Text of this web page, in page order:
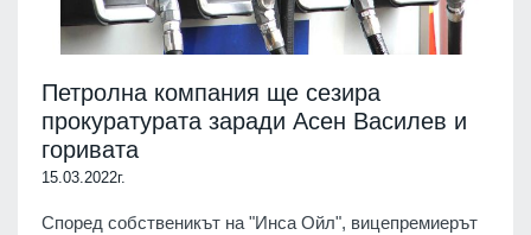
Петролна компания ще сезира
прокуратурата заради Асен Василев и
горивата
15.03.2022г.
Според собственикът на "Инса Ойл", вицепремиерът